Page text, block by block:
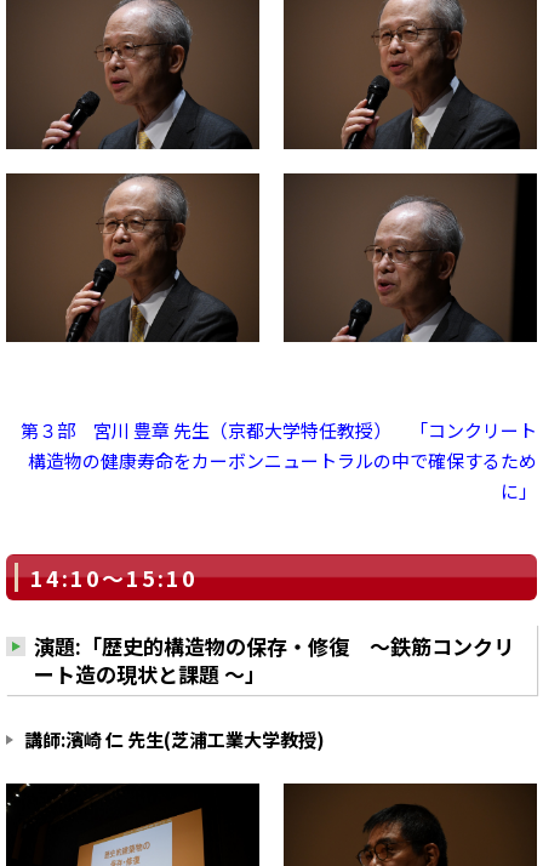
第３部 宮川 豊章 先生（京都大学特任教授） 「コンクリート
構造物の健康寿命をカーボンニュートラルの中で確保するため
に」
14:10～15:10
演題:「歴史的構造物の保存・修復 ～鉄筋コンクリ
ート造の現状と課題 ～」
講師:濱崎 仁 先生(芝浦工業大学教授)